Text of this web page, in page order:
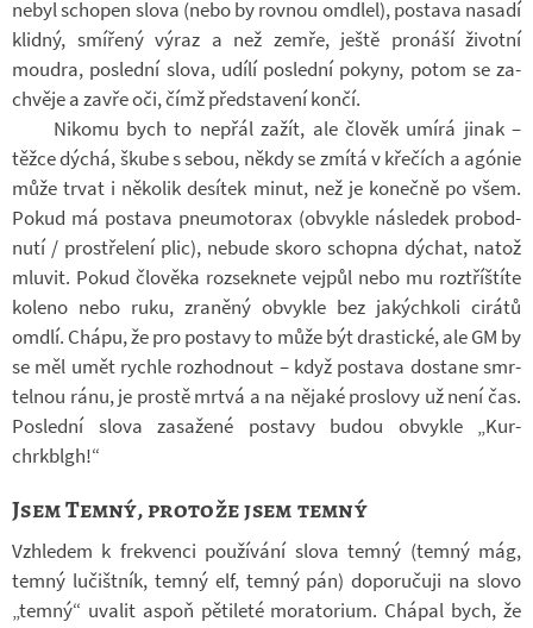
nebyl scho­pen slova (nebo by rov­nou omdlel), po­stava na­sadí
klidný, smí­řený výraz a než zemře, ještě pro­náší ži­votní
moudra, po­slední slova, udílí po­slední po­kyny, potom se za­
chvěje a zavře oči, čímž před­sta­vení končí.
Ni­komu bych to ne­přál zažít, ale člo­věk umírá jinak –
těžce dýchá, škube s sebou, někdy se zmítá v kře­čích a agó­nie
může trvat i ně­ko­lik de­sí­tek minut, než je ko­nečně po všem.
Pokud má po­stava pne­u­mo­to­rax (ob­vykle ná­sle­dek pro­bod­
nutí / pro­stře­lení plic), ne­bude skoro schopna dý­chat, natož
mlu­vit. Pokud člo­věka roz­sek­nete vej­půl nebo mu roz­tříštíte
ko­leno nebo ruku, zra­něný ob­vykle bez ja­kých­koli ci­rátů
omdlí. Chápu, že pro po­stavy to může být dras­tické, ale GM by
se měl umět rychle roz­hod­nout – když po­stava do­stane smr­
tel­nou ránu, je prostě mrtvá a na ně­jaké pro­slovy už není čas.
Po­slední slova za­sa­žené po­stavy budou ob­vykle „Kur-​
chrkblgh!“
Jsem Temný, protože jsem temný
Vzhle­dem k frek­venci po­u­ží­vání slova temný (temný mág,
temný lu­čišt­ník, temný elf, temný pán) do­po­ru­čuji na slovo
„temný“ uva­lit aspoň pě­ti­leté mo­ra­to­rium. Chá­pal bych, že